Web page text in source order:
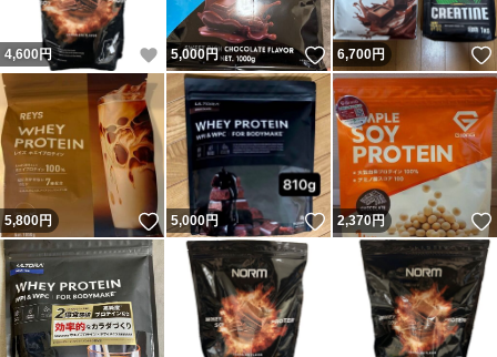
4,600 円 いいね！
5,000円 いいね！
6,700円
5,800円 いいね！
5,000円 いいね！
2,370円